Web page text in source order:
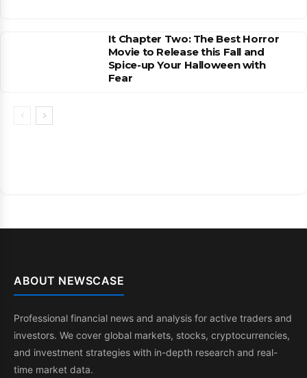
It Chapter Two: The Best Horror
Movie to Release this Fall and
Spice-up Your Halloween with
Fear
ABOUT NEWSCASE
Professional financial news and analysis for active traders and
investors. We cover global markets, stocks, cryptocurrencies,
and investment strategies with in-depth research and real-
time market data.